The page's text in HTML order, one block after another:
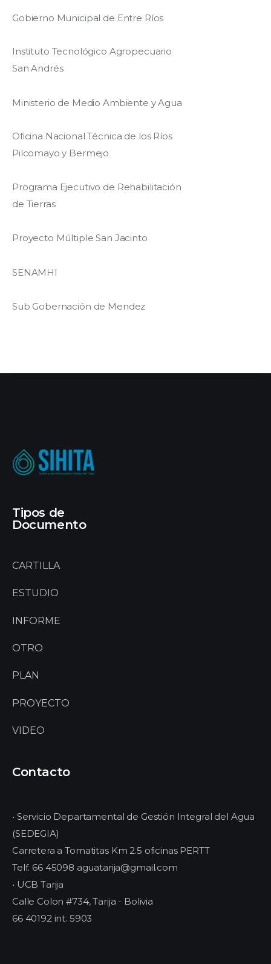
Gobierno Municipal de Entre Ríos
Instituto Tecnológico Agropecuario
San Andrés
Ministerio de Medio Ambiente y Agua
Oficina Nacional Técnica de los Ríos
Pilcomayo y Bermejo
Programa Ejecutivo de Rehabilitación
de Tierras
Proyecto Múltiple San Jacinto
SENAMHI
Sub Gobernación de Mendez
Tipos de
Documento
CARTILLA
ESTUDIO
INFORME
OTRO
PLAN
PROYECTO
VIDEO
Contacto
• Servicio Departamental de Gestión Integral del Agua
(SEDEGIA)
Carretera a Tomatitas Km 2.5 oficinas PERTT
Telf. 66 45098 aguatarija@gmail.com
• UCB Tarija
Calle Colon #734, Tarija - Bolivia
66 40192 int. 5903